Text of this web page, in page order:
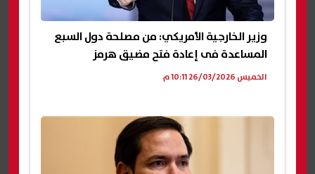
وزير الخارجية الأمريكي: من مصلحة دول السبع
المساعدة فى إعادة فتح مضيق هرمز
الخميس 26/03/2026 10:11 م